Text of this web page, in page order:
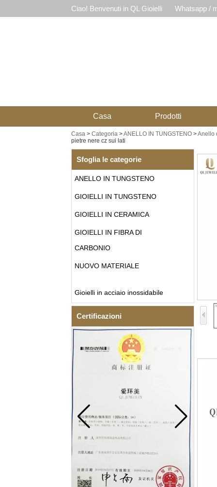
Ciao! Benvenuti in QL Gioielli Whatsapp /
Casa Prodotti
Casa> Categoria>ANELLO IN TUNGSTENO>Anello
pietre nere cz sui lati
Sfoglia le categorie
ANELLO IN TUNGSTENO
GIOIELLI IN TUNGSTENO
GIOIELLI IN CERAMICA
GIOIELLI IN FIBRA DI
CARBONIO
NUOVO MATERIALE
Gioielli in acciaio inossidabile
Certificazioni